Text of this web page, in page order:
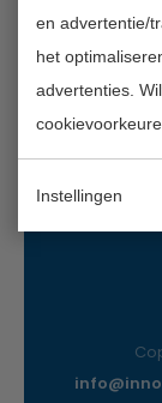
en advertentie/
het
advertenties.
Instellingen
Nieuwe
2011 NB
Mail: